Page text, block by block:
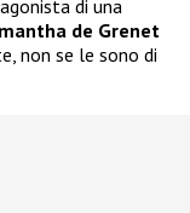
di una
de Grenet
non se le sono di